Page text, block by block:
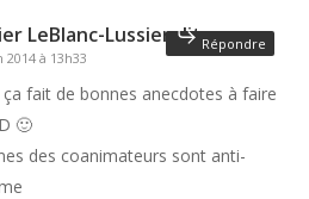
LeBlanc-Lussierdit :
2014 à 13h33
ça fait de bonnes anecdotes à faire
🙂
des coanimateurs sont anti-
Répondre